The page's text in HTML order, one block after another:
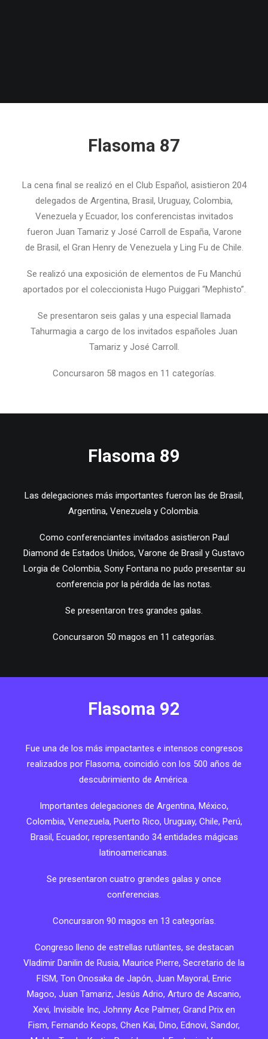
Flasoma 87
La cena final se realizó en el Club Español, asistieron 204
delegados de Argentina, Brasil, Uruguay, Colombia,
Venezuela y Ecuador, los conferencistas invitados
fueron Juan Tamariz y José Carroll de España, Varone
de Brasil, el Gran Henry de Venezuela y Ling Fu de Chile.
Se realizó una exposición de elementos de Fu Manchú
aportados por el coleccionista Hugo Puiggari “Mephisto”.
Se presentaron seis galas y una especial llamada
Tahurmagia a cargo de los invitados españoles Juan
Tamariz y José Carroll.
Concursaron 58 magos en 11 categorías.
Flasoma 89
Las delegaciones más importantes fueron las de Brasil,
Argentina, Venezuela y Colombia.
Como conferenciantes invitados asistieron Paul
Diamond de Estados Unidos, Varone de Brasil y Gustavo
Lorgia de Colombia, Sony Fontana no pudo presentar su
conferencia por la pérdida de las notas.
Se presentaron tres grandes galas.
Concursaron 50 magos en 11 categorías.
Flasoma 92
Fue una de los más impactantes e intensos congresos
realizados por Flasoma, coincidió con los 500 años de
descubrimiento de América.
Importantes delegaciones de Argentina, México,
Colombia, Venezuela, Puerto Rico, Uruguay, Chile, Perú,
Brasil, Ecuador, representando 34 entidades mágicas
latinoamericanas.
Se presentaron cuatro grandes galas y once
conferencias.
Concursaron 90 magos en 13 categorías.
Congreso lleno de estrellas rutilantes, se destacan
Vladimir Danilin de Rusia, Maurice Pierre, Secretario de la
FISM, Ton Onosaka de Japón, Juan Mayoral, Enric
Magoo, Juan Tamariz, Jesús Adrio, Arturo de Ascanio,
Xevi, Invisible Inc, Johnny Ace Palmer, Grand Prix en
Fism, Fernando Keops, Chen Kai, Dino, Ednovi, Sandor,